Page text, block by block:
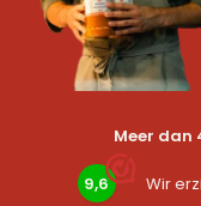
Meer dan
9,6 Wir